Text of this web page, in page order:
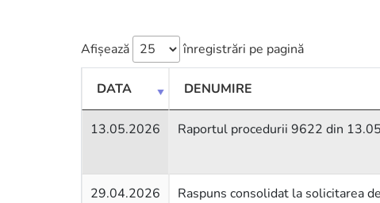
Afișează înregistrări pe pagină
DATA DENUMIRE
13.05.2026
Raportul procedurii 9622 din
29.04.2026
Raspuns consolidat la solicitarea